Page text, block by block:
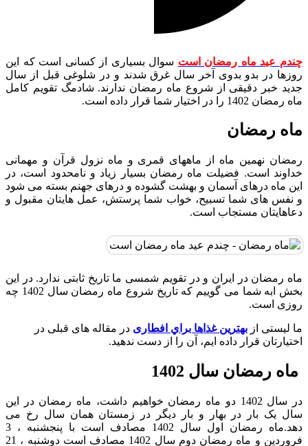
چندم عید ماه رمضان است سوال بسياری از کسانی است که اين
روزها در بدو بدوی آخر سال غرق شدند و در شلوغی قبل از سال
جديد خبر دقیقی از شروع ماه رمضان ندارند. شادمگ تقويم كامل
ماه رمضان 1402 را در اختيار شما قرار داده است.
ماه رمضان
رمضان نهمین ماه از ماههای قمری و ماه نزول قرآن و مهمانی
خداوند است. فضیلت ماه رمضان بسیار زیاد و نامحدود است، در
این ماه درهای آسمان و بهشت گشوده و درهای جهنم بسته می شود
و نفس های شما تسبیح، خواب شما پرستش، عمل هایتان مقبول و
دعاهایتان مستجاب است.
ماه رمضان در ایران و در تقویم شمسی ما تاریخ ثابتی ندارد. در این
بخش ابه شما می گوییم که تاریخ شروع ماه رمضان سال 1402 چه
روزی است.
ما لیستی از بهترين غذاها براي افطاری در مقاله های قبلی در
اختیارتان قرار داده ایم، آن را از دست ندهید.
ماه رمضان سال 1402
در سال 1402 دو ماه رمضان خواهیم داشت، ماه رمضان در این
سال یک بار در بهار و بار دیگر در زمستان همان سال رخ می
دهد.ماه رمضان اول سال 1402 مصادف است با پنجشنبه ، 3
فروردین و ماه رمضان دوم سال 1402 مصادف است دوشنبه ، 21